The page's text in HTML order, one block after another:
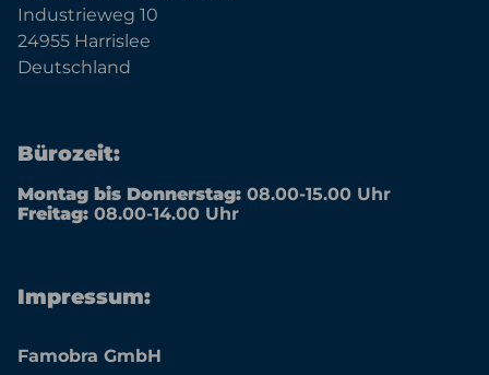
Industrieweg 10
24955 Harrislee
Deutschland
Bürozeit:
Montag bis Donnerstag: 08.00-15.00 Uhr
Freitag: 08.00-14.00 Uhr
Impressum:
Famobra GmbH